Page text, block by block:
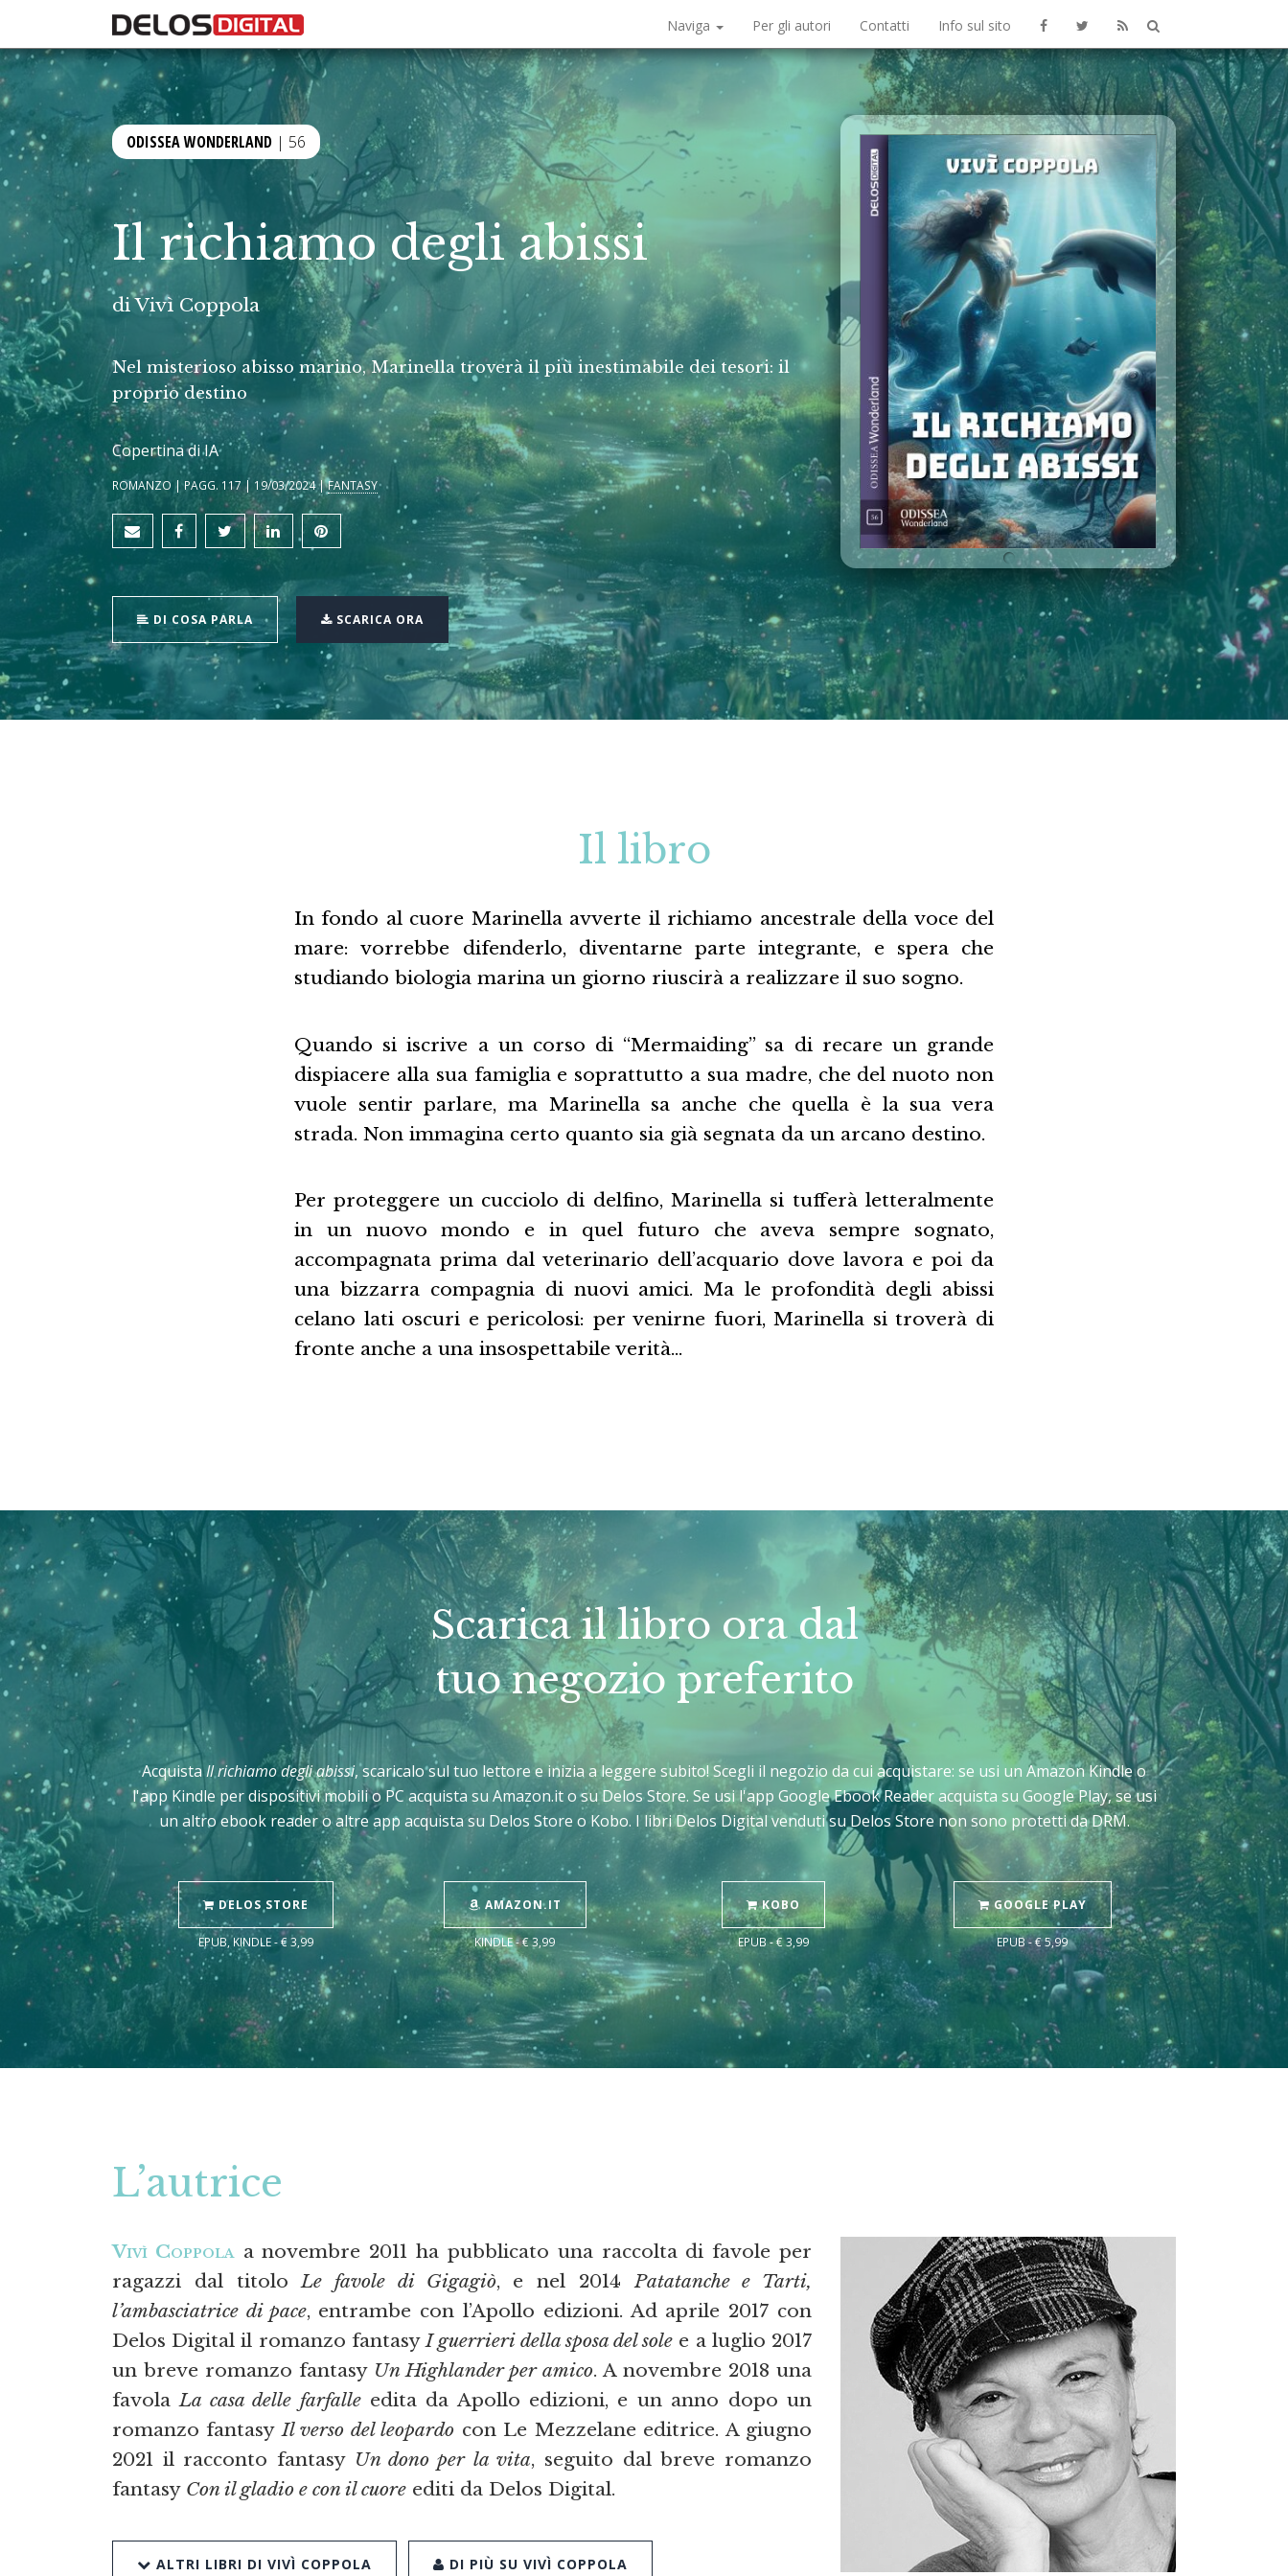
Naviga Per gli autori Contatti Info sul sito
ODISSEA WONDERLAND | 56
Il richiamo degli abissi
diVivì Coppola
Nel misterioso abisso marino, Marinella troverà il più inestimabile dei tesori: il
proprio destino
Copertina di IA
ROMANZO | PAGG. 117 | 19/03/2024 |FANTASY
DI COSA PARLA SCARICA ORA
Il libro
In fondo al cuore Marinella avverte il richiamo ancestrale della voce del
mare: vorrebbe difenderlo, diventarne parte integrante, e spera che
studiando biologia marina un giorno riuscirà a realizzare il suo sogno.
Quando si iscrive a un corso di “Mermaiding” sa di recare un grande
dispiacere alla sua famiglia e soprattutto a sua madre, che del nuoto non
vuole sentir parlare, ma Marinella sa anche che quella è la sua vera
strada. Non immagina certo quanto sia già segnata da un arcano destino.
Per proteggere un cucciolo di delfino, Marinella si tufferà letteralmente
in un nuovo mondo e in quel futuro che aveva sempre sognato,
accompagnata prima dal veterinario dell’acquario dove lavora e poi da
una bizzarra compagnia di nuovi amici. Ma le profondità degli abissi
celano lati oscuri e pericolosi: per venirne fuori, Marinella si troverà di
fronte anche a una insospettabile verità…
Scarica il libro ora dal
tuo negozio preferito
AcquistaIl richiamo degli abissi, scaricalo sul tuo lettore e inizia a leggere subito! Scegli il negozio da cui acquistare: se usi un Amazon Kindle o
l'app Kindle per dispositivi mobili o PC acquista su Amazon.it o su Delos Store. Se usi l'app Google Ebook Reader acquista su Google Play, se usi
un altro ebook reader o altre app acquista su Delos Store o Kobo. I libri Delos Digital venduti su Delos Store non sono protetti da DRM.
DELOS STORE
EPUB, KINDLE - € 3,99
AMAZON.IT
KINDLE - € 3,99
KOBO
EPUB - € 3,99
GOOGLE PLAY
EPUB - € 5,99
L’autrice
Vivì Coppolaa novembre 2011 ha pubblicato una raccolta di favole per
ragazzi dal titoloLe favole di Gigagiò, e nel 2014Patatanche e Tarti,
l’ambasciatrice di pace, entrambe con l’Apollo edizioni. Ad aprile 2017 con
Delos Digital il romanzo fantasyI guerrieri della sposa del sole e a luglio 2017
un breve romanzo fantasy Un Highlander per amico. A novembre 2018 una
favolaLa casa delle farfalleedita da Apollo edizioni, e un anno dopo un
romanzo fantasyIl verso del leopardo con Le Mezzelane editrice. A giugno
2021 il racconto fantasy Un dono per la vita, seguito dal breve romanzo
fantasy Con il gladio e con il cuore editi da Delos Digital.
ALTRI LIBRI DI VIVÌ COPPOLA DI PIÙ SU VIVÌ COPPOLA